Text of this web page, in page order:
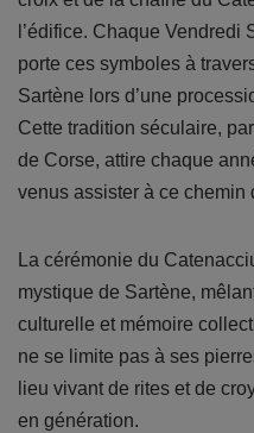
l’édifice. Chaque Vendredi
porte ces symboles à
Sartène lors d’une
Cette tradition séculaire,
de Corse, attire chaque
venus assister à ce chemin
La cérémonie du
mystique de Sartène,
culturelle et mémoire
ne se limite pas à ses
lieu vivant de rites et de
en génération.